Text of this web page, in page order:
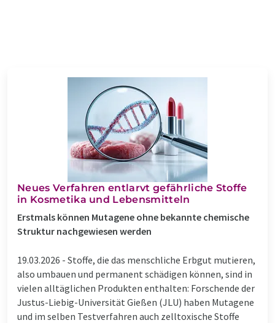
Neues Verfahren entlarvt gefährliche Stoffe
in Kosmetika und Lebensmitteln
Erstmals können Mutagene ohne bekannte chemische
Struktur nachgewiesen werden
19.03.2026 - Stoffe, die das menschliche Erbgut mutieren,
also umbauen und permanent schädigen können, sind in
vielen alltäglichen Produkten enthalten: Forschende der
Justus-Liebig-Universität Gießen (JLU) haben Mutagene
und im selben Testverfahren auch zelltoxische Stoffe